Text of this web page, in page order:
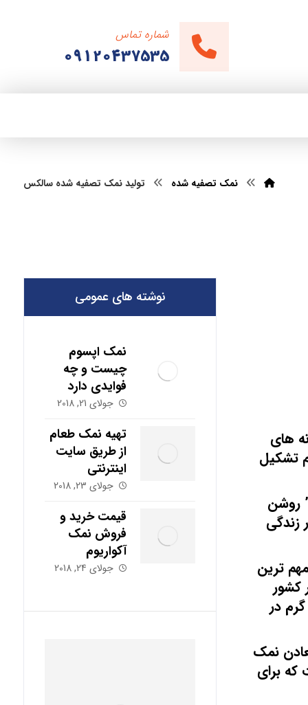
شماره تماس
09120437535
نمک تصفیه شده تولید نمک تصفیه شده سالکس
های
تشکیل
روشن
زندگی
ترین
مورد مرگ و میر در کشور
۳۰۰ مورد آن ناشی از بیماری های قلبی و عروقی بوده می باشد. سرانه مصرف نمک در کشور ما درحدود ۱۰-۸ گرم در
نمک
برای
نوشته های عمومی
نمک اپسوم
چیست و چه
فوایدی دارد
جولای 21, 2018
تهیه نمک طعام
از طریق سایت
اینترنتی
جولای 23, 2018
قیمت خرید و
فروش نمک
آکواریوم
جولای 24, 2018